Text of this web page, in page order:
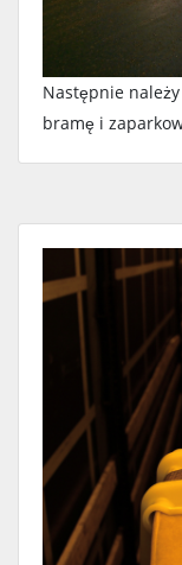
Następnie
bramę i